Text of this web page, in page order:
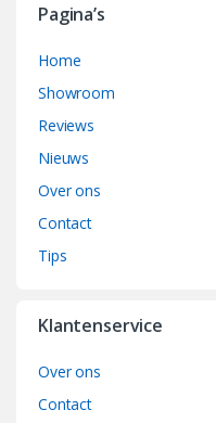
Pagina’s
Home
Showroom
Reviews
Nieuws
Over ons
Contact
Tips
Klantenservice
Over ons
Contact